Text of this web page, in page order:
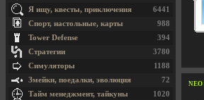
NEO
6441
Я ищу, квесты, приключения
988
Спорт, настольные, карты
394
Tower Defense
3780
Стратегии
1188
Симуляторы
72
Змейки, поедалки, эволюция
1020
Тайм менеджмент, тайкуны